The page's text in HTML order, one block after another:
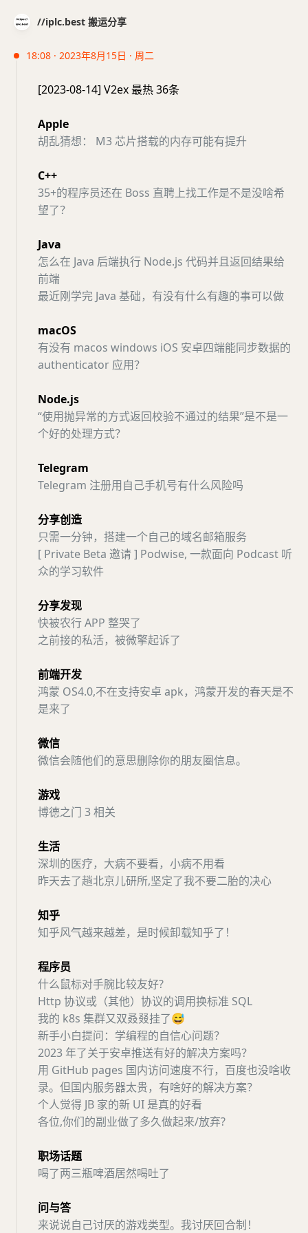
//iplc.best 搬运分享
18:08 · 2023年8月15日 · 周二
[2023-08-14] V2ex 最热 36条
Apple
胡乱猜想： M3 芯片搭载的内存可能有提升
C++
35+的程序员还在 Boss 直聘上找工作是不是没啥希
望了？
Java
怎么在 Java 后端执行 Node.js 代码并且返回结果给
前端
最近刚学完 Java 基础，有没有什么有趣的事可以做
macOS
有没有 macos windows iOS 安卓四端能同步数据的
authenticator 应用？
Node.js
“使用抛异常的方式返回校验不通过的结果”是不是一
个好的处理方式？
Telegram
Telegram 注册用自己手机号有什么风险吗
分享创造
只需一分钟，搭建一个自己的域名邮箱服务
[ Private Beta 邀请 ] Podwise, 一款面向 Podcast 听
众的学习软件
分享发现
快被农行 APP 整哭了
之前接的私活，被微擎起诉了
前端开发
鸿蒙 OS4.0,不在支持安卓 apk，鸿蒙开发的春天是不
是来了
微信
微信会随他们的意思删除你的朋友圈信息。
游戏
博德之门 3 相关
生活
深圳的医疗，大病不要看，小病不用看
昨天去了趟北京儿研所,坚定了我不要二胎的决心
知乎
知乎风气越来越差，是时候卸载知乎了！
程序员
什么鼠标对手腕比较友好?
Http 协议或（其他）协议的调用换标准 SQL
我的 k8s 集群又双叒叕挂了😅
新手小白提问：学编程的自信心问题？
2023 年了关于安卓推送有好的解决方案吗？
用 GitHub pages 国内访问速度不行，百度也没啥收
录。但国内服务器太贵，有啥好的解决方案？
个人觉得 JB 家的新 UI 是真的好看
各位,你们的副业做了多久做起来/放弃?
职场话题
喝了两三瓶啤酒居然喝吐了
问与答
来说说自己讨厌的游戏类型。我讨厌回合制！